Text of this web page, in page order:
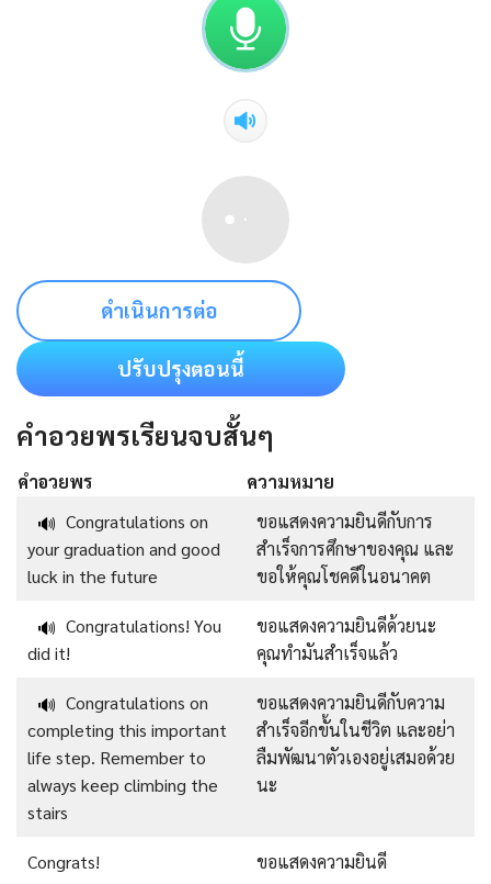
ดำเนินการต่อ
ปรับปรุงตอนนี้
คำอวยพรเรียนจบสั้นๆ
คำอวยพร
ความหมาย
🔊 Congratulations on
your graduation and good
luck in the future
ขอแสดงความยินดีกับการ
สำเร็จการศึกษาของคุณ และ
ขอให้คุณโชคดีในอนาคต
🔊 Congratulations! You
did it!
ขอแสดงความยินดีด้วยนะ
คุณทำมันสำเร็จแล้ว
🔊 Congratulations on
completing this important
life step. Remember to
always keep climbing the
stairs
ขอแสดงความยินดีกับความ
สำเร็จอีกขั้นในชีวิต และอย่า
ลืมพัฒนาตัวเองอยู่เสมอด้วย
นะ
Congrats! ขอแสดงความยินดี